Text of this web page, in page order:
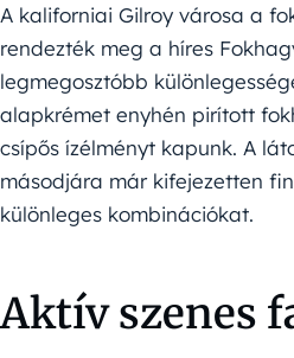
A kaliforniai Gilroy városa a
rendezték meg a híres
legmegosztóbb
alapkrémet enyhén pirított
csípős ízélményt kapunk. A
másodjára már kifejezetten
különleges kombinációkat.
Aktív szenes